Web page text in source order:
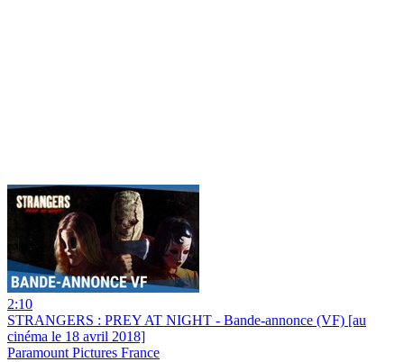
2:10
STRANGERS : PREY AT NIGHT - Bande-annonce (VF) [au
cinéma le 18 avril 2018]
Paramount Pictures France